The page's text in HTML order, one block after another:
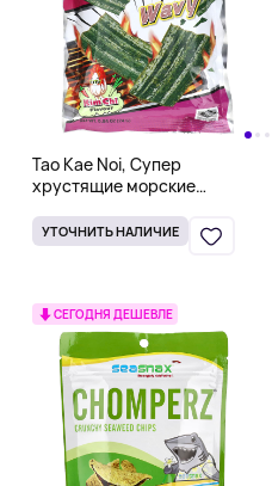
Tao Kae Noi, Супер
хрустящие морские
волнистые, кимчи, 24 г (0,84
унции)
УТОЧНИТЬ НАЛИЧИЕ
СЕГОДНЯ ДЕШЕВЛЕ